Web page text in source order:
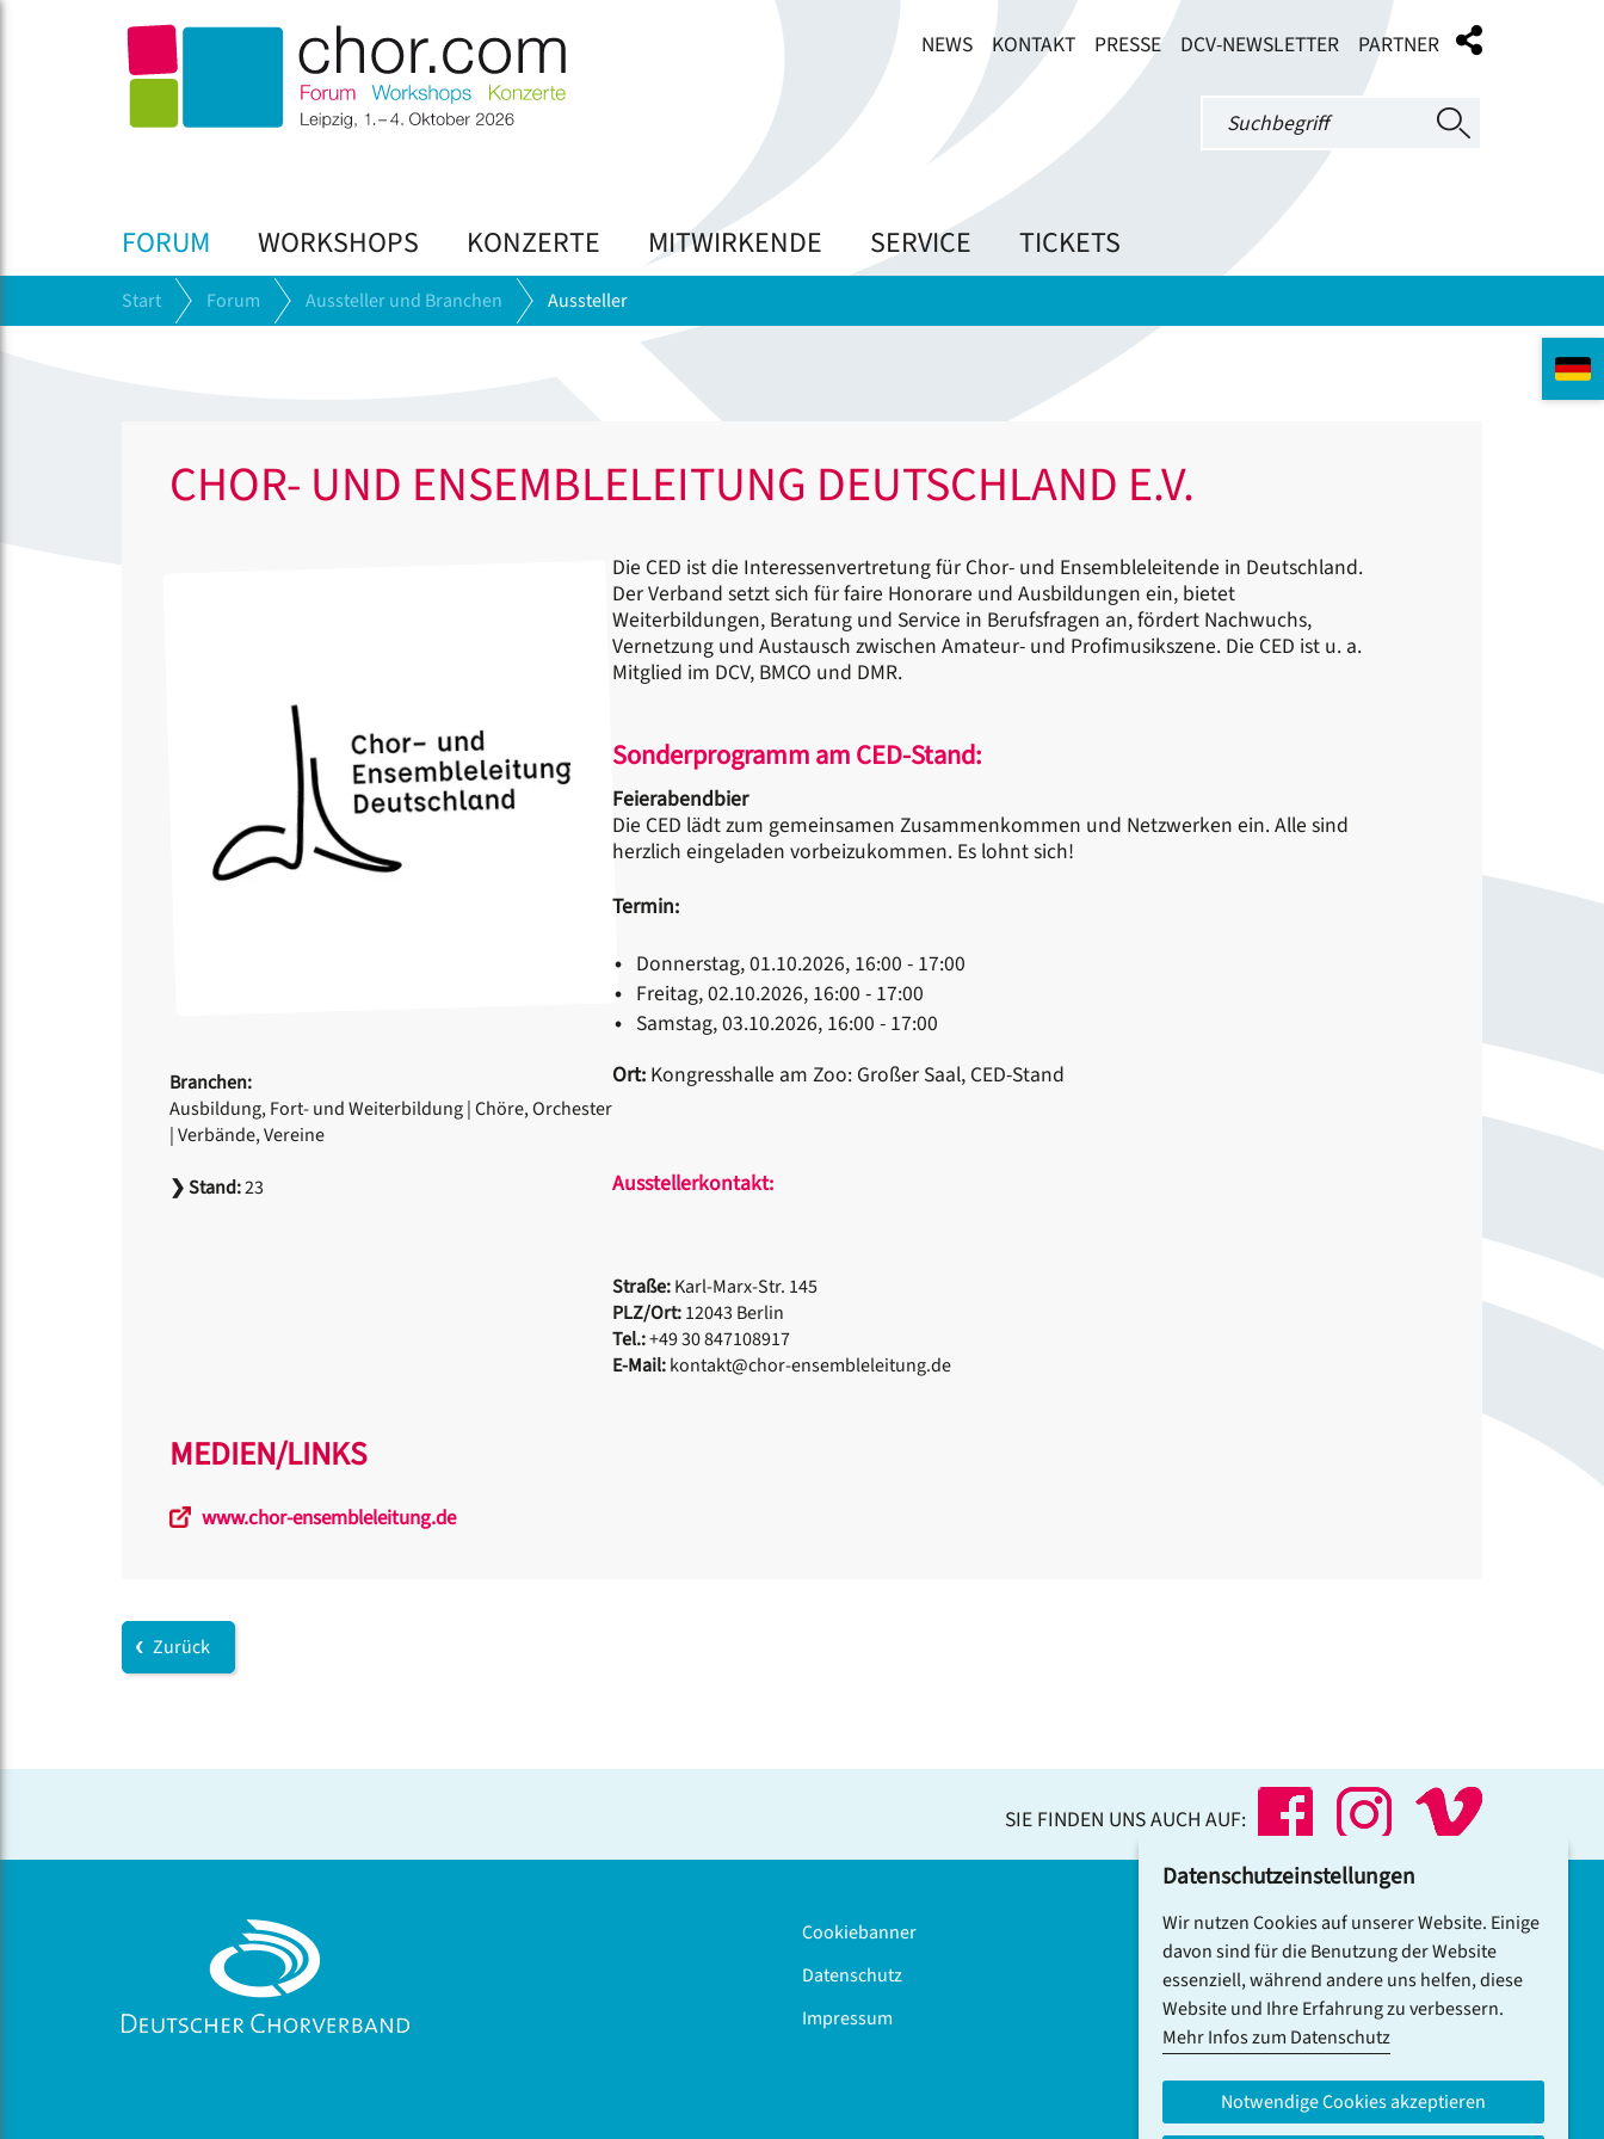
NEWS KONTAKT PRESSE DCV-NEWSLETTER PARTNER
FORUM WORKSHOPS KONZERTE MITWIRKENDE SERVICE TICKETS
Start Forum Aussteller und Branchen Aussteller
CHOR- UND ENSEMBLELEITUNG DEUTSCHLAND E.V.
Branchen:
Ausbildung, Fort- und Weiterbildung|Chöre, Orchester
|Verbände, Vereine
❯Stand:23
Die CED ist die Interessenvertretung für Chor- und Ensembleleitende in Deutschland.
Der Verband setzt sich für faire Honorare und Ausbildungen ein, bietet
Weiterbildungen, Beratung und Service in Berufsfragen an, fördert Nachwuchs,
Vernetzung und Austausch zwischen Amateur- und Profimusikszene. Die CED ist u. a.
Mitglied im DCV, BMCO und DMR.
Sonderprogramm am CED-Stand:
Feierabendbier
Die CED lädt zum gemeinsamen Zusammenkommen und Netzwerken ein. Alle sind
herzlich eingeladen vorbeizukommen. Es lohnt sich!
Termin:
Donnerstag, 01.10.2026, 16:00 - 17:00
Freitag, 02.10.2026, 16:00 - 17:00
Samstag, 03.10.2026, 16:00 - 17:00
Ort: Kongresshalle am Zoo: Großer Saal, CED-Stand
Ausstellerkontakt:
Straße:Karl-Marx-Str. 145
PLZ/Ort:12043 Berlin
Tel.:+49 30 847108917
E-Mail:kontakt@chor-ensembleleitung.de
MEDIEN/LINKS
www.chor-ensembleleitung.de
Zurück
SIE FINDEN UNS AUCH AUF:
Cookiebanner
Datenschutz
Impressum
DCV-NEWSLETTER ABONNIEREN
Datenschutzeinstellungen
Wir nutzen Cookies auf unserer Website. Einige
davon sind für die Benutzung der Website
essenziell, während andere uns helfen, diese
Website und Ihre Erfahrung zu verbessern.
Mehr Infos zum Datenschutz
Notwendige Cookies akzeptieren